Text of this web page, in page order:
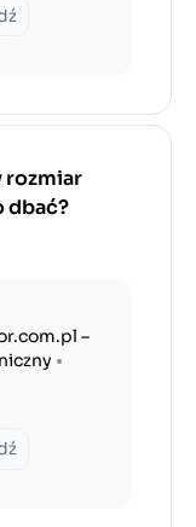
rozmiar
dbać?
–
•